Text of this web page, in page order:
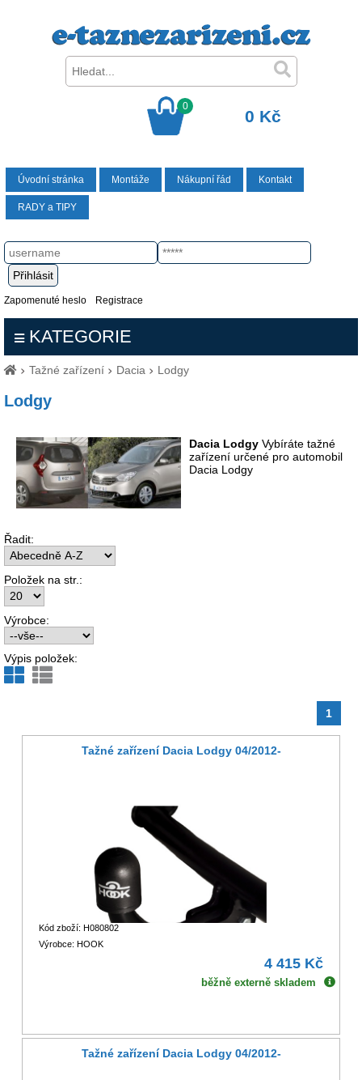
0
0 Kč
Úvodní stránka Montáže Nákupní řád Kontakt
RADY a TIPY
Zapomenuté heslo Registrace
KATEGORIE
Tažné zařízení Dacia Lodgy
Lodgy
Dacia Lodgy Vybíráte tažné
zařízení určené pro automobil
Dacia Lodgy
Řadit:
Položek na str.:
Výrobce:
Výpis položek:
1
Tažné zařízení Dacia Lodgy 04/2012-
Kód zboží: H080802
Výrobce: HOOK
4 415 Kč
běžně externě skladem
Tažné zařízení Dacia Lodgy 04/2012-